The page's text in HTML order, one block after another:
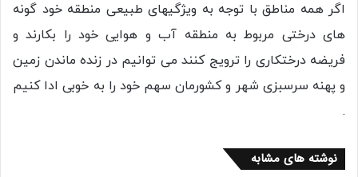
اگر همه مناطق با توجه به ویژگیهای طبیعی منطقه خود گونه
های درختی مربوط به منطقه آب و هوایی خود را بکارند و
فریضه درختکاری را ترویج کنند می توانیم در زنده ماندن زمین
و پهنه سرسبزی شهر و کشورمان سهم خود را به خوبی ادا کنیم
.
نوشته های مشابه